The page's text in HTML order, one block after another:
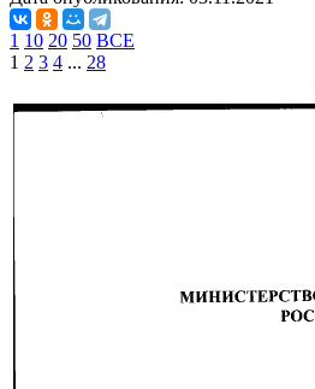
1 10 20 50 ВСЕ
1 2 3 4 ... 28